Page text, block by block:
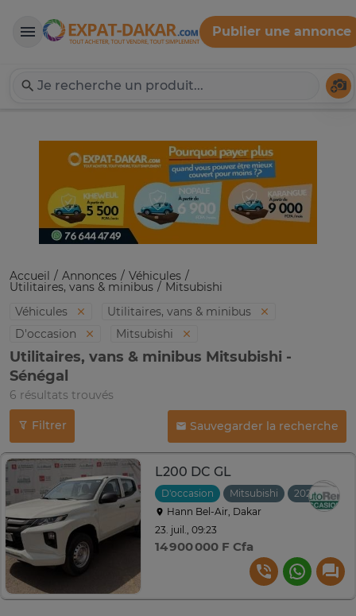
Expat-Dakar
Publier une annonce
Accueil Annonces Véhicules
Utilitaires, vans & minibus
Mitsubishi
Véhicules
Utilitaires, vans & minibus
D'occasion
Mitsubishi
Utilitaires, vans & minibus Mitsubishi -
Sénégal
6 résultats trouvés
Filtrer Sauvegarder la recherche
L200 DC GL
D'occasion Mitsubishi 2023
Hann Bel-Air, Dakar
23. juil., 09:23
14 900 000 F Cfa